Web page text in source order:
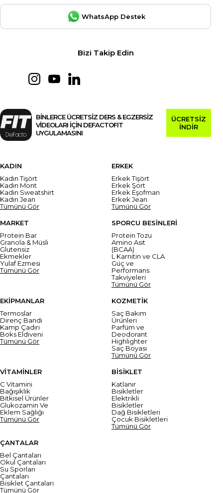
WhatsApp Destek
Bizi Takip Edin
BİNLERCE ÜCRETSİZ DERS & EGZERSİZ
VİDEOLARI İÇİN DEFACTOFIT
UYGULAMASINI
ÜCRETSİZ
İNDİR
KADIN
Kadın Tişört
Kadın Mont
Kadın Sweatshirt
Kadın Jean
Tümünü Gör
ERKEK
Erkek Tişört
Erkek Şort
Erkek Eşofman
Erkek Jean
Tümünü Gör
MARKET
Protein Bar
Granola & Müsli
Glutensiz
Ekmekler
Yulaf Ezmesi
Tümünü Gör
SPORCU BESİNLERİ
Protein Tozu
Amino Asit
(BCAA)
L Karnitin ve CLA
Güç ve
Performans
Takviyeleri
Tümünü Gör
EKİPMANLAR
Termoslar
Direnç Bandı
Kamp Çadırı
Boks Eldiveni
Tümünü Gör
KOZMETİK
Saç Bakım
Ürünleri
Parfüm ve
Deodorant
Highlighter
Saç Boyası
Tümünü Gör
VİTAMİNLER
C Vitamini
Bağışıklık
Bitkisel Ürünler
Glukozamin Ve
Eklem Sağlığı
Tümünü Gör
BİSİKLET
Katlanır
Bisikletler
Elektrikli
Bisikletler
Dağ Bisikletleri
Çocuk Bisikletleri
Tümünü Gör
ÇANTALAR
Bel Çantaları
Okul Çantaları
Su Sporları
Çantaları
Bisiklet Çantaları
Tümünü Gör